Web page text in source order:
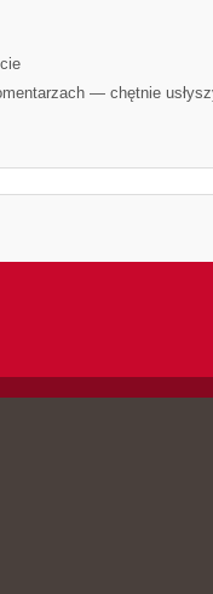
— chętnie